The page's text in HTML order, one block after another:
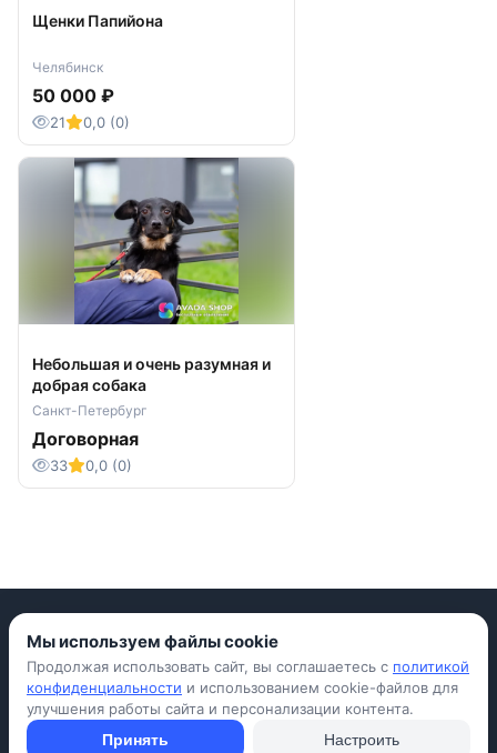
Щенки Папийона
Челябинск
50 000 ₽
21 0,0 (0)
Небольшая и очень разумная и
добрая собака
Санкт-Петербург
Договорная
33 0,0 (0)
Приложение для iPhone
© Avada Shop, 2026
Конфиденциальность
Мы используем файлы cookie
Продолжая использовать сайт, вы соглашаетесь с политикой
конфиденциальности и использованием cookie-файлов для
улучшения работы сайта и персонализации контента.
Принять
Настроить